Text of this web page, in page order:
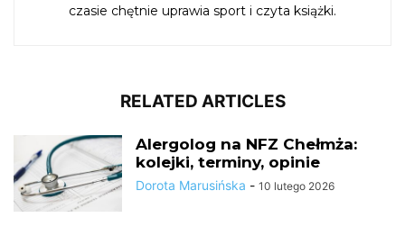
czasie chętnie uprawia sport i czyta książki.
RELATED ARTICLES
Alergolog na NFZ Chełmża:
kolejki, terminy, opinie
Dorota Marusińska - 10 lutego 2026